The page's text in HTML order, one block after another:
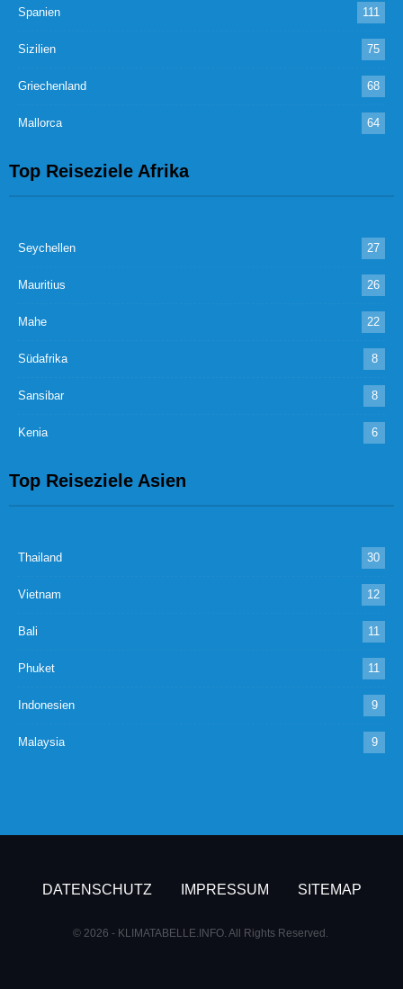
Spanien 111
Sizilien 75
Griechenland 68
Mallorca 64
Top Reiseziele Afrika
Seychellen 27
Mauritius 26
Mahe 22
Südafrika 8
Sansibar 8
Kenia 6
Top Reiseziele Asien
Thailand 30
Vietnam 12
Bali 11
Phuket 11
Indonesien 9
Malaysia 9
DATENSCHUTZ IMPRESSUM SITEMAP
© 2026 - KLIMATABELLE.INFO. All Rights Reserved.